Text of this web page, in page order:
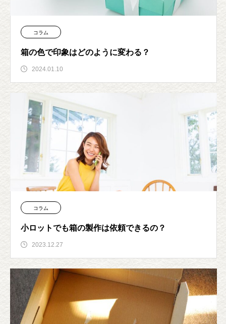
コラム
箱の色で印象はどのように変わる？
2024.01.10
コラム
小ロットでも箱の製作は依頼できるの？
2023.12.27